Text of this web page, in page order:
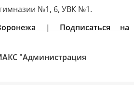
№1, 6, УВК №1.
| Подписаться на
"Администрация